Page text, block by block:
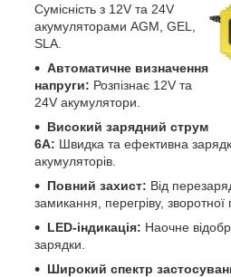
Сумісність з 12V та 24V
акумуляторами AGM, GEL,
SLA.
Автоматичне визначення
напруги: Розпізнає 12V та
24V акумулятори.
Високий зарядний струм
6А: Швидка та ефективна
акумуляторів.
Повний захист: Від
замикання, перегріву, зворотної
LED-індикація: Наочне
зарядки.
Широкий спектр